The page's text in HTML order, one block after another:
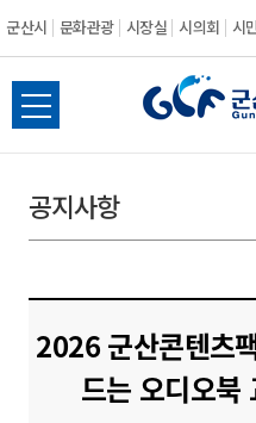
군산시 문화관광 시장실 시의회 시
전
체
뉴
열
공지사항
2026 군산콘텐츠
드는 오디오북